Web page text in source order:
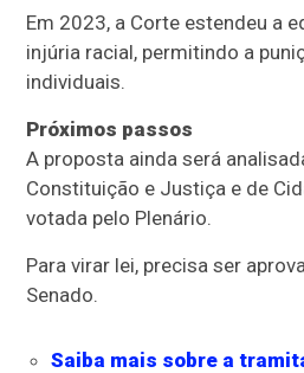
Em 2023, a Corte estendeu a
injúria racial, permitindo a
individuais.
Próximos passos
A proposta ainda será
Constituição e Justiça e de
votada pelo Plenário.
Para virar lei, precisa ser
Senado.
Saiba mais sobre a